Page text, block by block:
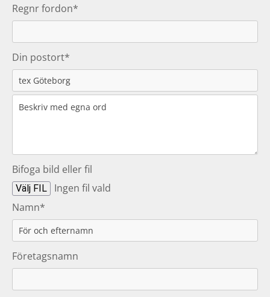
Regnr fordon*
Din postort*
Bifoga bild eller fil
Välj FIL
Ingen fil vald
Namn*
Företagsnamn